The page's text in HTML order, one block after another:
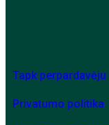
Tapk perpardavėju
Privatumo politika